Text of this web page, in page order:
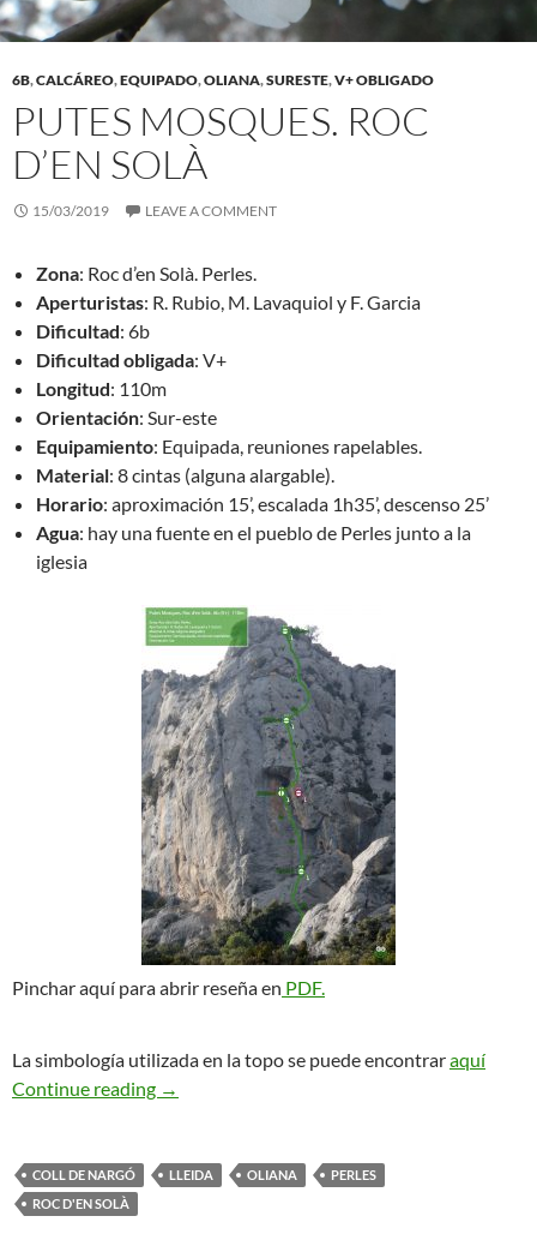
6B,CALCÁREO,EQUIPADO,OLIANA,SURESTE,V+ OBLIGADO
PUTES MOSQUES. ROC
D’EN SOLÀ
15/03/2019 LEAVE A COMMENT
Zona: Roc d’en Solà. Perles.
Aperturistas: R. Rubio, M. Lavaquiol y F. Garcia
Dificultad: 6b
Dificultad obligada: V+
Longitud: 110m
Orientación: Sur-este
Equipamiento: Equipada, reuniones rapelables.
Material: 8 cintas (alguna alargable).
Horario: aproximación 15’, escalada 1h35’, descenso 25’
Agua: hay una fuente en el pueblo de Perles junto a la
iglesia
Pinchar aquí para abrir reseña en PDF.
La simbología utilizada en la topo se puede encontraraquí
Continue reading Putes Mosques. Roc d’en Solà
→
COLL DE NARGÓ LLEIDA OLIANA
PERLES
ROC D'EN SOLÀ